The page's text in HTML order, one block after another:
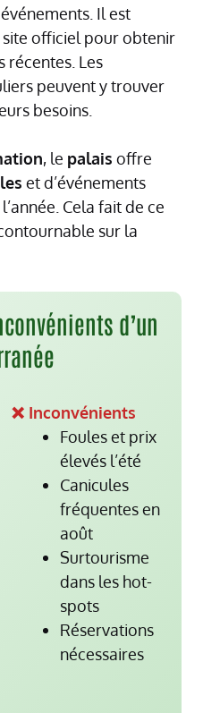
Il est
officiel pour obtenir
récentes. Les
peuvent y trouver
besoins.
, le palais offre
et d’événements
Cela fait de ce
sur la
d’un
❌ Inconvénients
Foules et prix
élevés l’été
Canicules
fréquentes en
août
Surtourisme
dans les hot-
spots
Réservations
nécessaires